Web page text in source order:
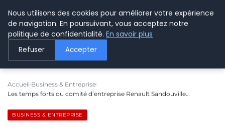
LE WEBMARKETING
Accueil Business & Entreprise
Les temps forts du comité d’entreprise Renault Sandouville…
BUSINESS & ENTREPRISE
Nous utilisons des cookies pour améliorer votre expérience
de navigation. En poursuivant, vous acceptez notre
politique de confidentialité. En savoir plus
Refuser Accepter